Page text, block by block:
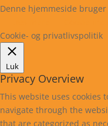
Denne hjemmeside
Cookie- og privatlivspolitik
Luk
Privacy Overview
This website uses cookies
navigate through the
that are categorized as